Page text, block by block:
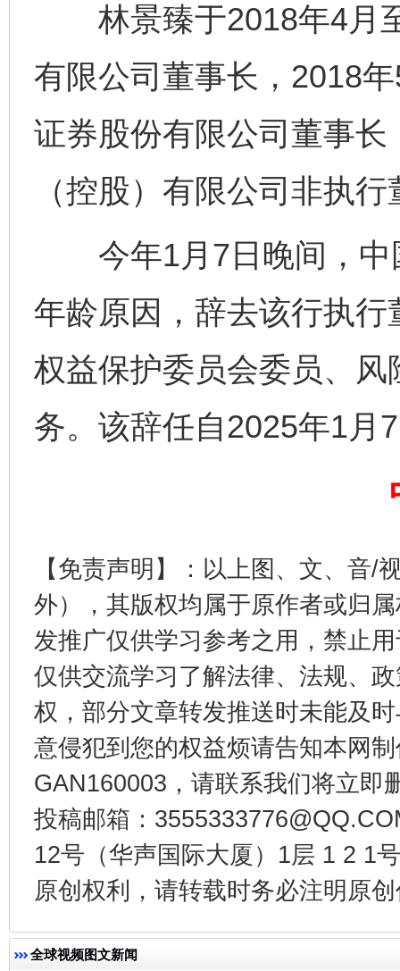
林景臻于2018年4月
有限公司董事长，2018
证券股份有限公司董事
（控股）有限公司非执
今年1月7日晚间，中
年龄原因，辞去该行执
权益保护委员会委员、
务。该辞任自2025年1月
【免责声明】：以上图、文、音/
外），其版权均属于原作者或归
发推广仅供学习参考之用，禁止
仅供交流学习了解法律、法规、
权，部分文章转发推送时未能及
意侵犯到您的权益烦请告知本网
GAN160003，请联系我们将立即
投稿邮箱：
12号（华声国际大厦）1层 1 2 1
原创权利，请转载时务必注明原
全球视频图文新闻
一纸欠条伤亲情 巡回调解促和解..
法徽映军营 权益有保障